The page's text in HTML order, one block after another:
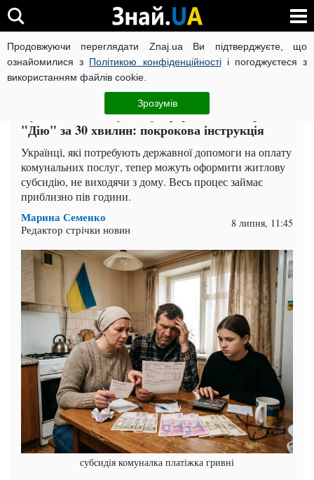
Продовжуючи переглядати Znaj.ua Ви підтверджуєте, що
ознайомилися з Політикою конфіденційностіі погоджуєтеся з
використанням файлів cookie.
Зрозумів
ВІЙНА РОСІЇ ПРОТИ УКРАЇНИ КОРОНАВІРУС В УКРАЇНІ
ЧИТАТЬ НА РУССКОМ
Субсидію на комуналку оформлюють через
"Дію" за 30 хвилин: покрокова інструкція
Українці, які потребують державної допомоги на оплату
комунальних послуг, тепер можуть оформити житлову
субсидію, не виходячи з дому. Весь процес займає
приблизно пів години.
Марина Семенко
Редактор стрічки новин 8 липня, 11:45
субсидія комуналка платіжка гривні